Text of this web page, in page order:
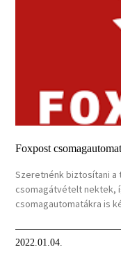
Foxpost
Szeretnénk biztosítani
csomagátvételt nektek,
csomagautomatákra is
2022.01.04.